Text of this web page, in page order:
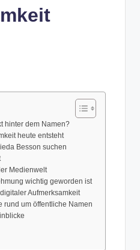
hinter dem Namen?
heute entsteht
Besson suchen
Medienwelt
wichtig geworden ist
Aufmerksamkeit
rund um öffentliche Namen